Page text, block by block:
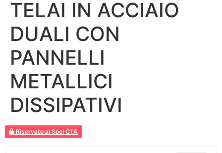
TELAI IN ACCIAIO
DUALI CON
PANNELLI
METALLICI
DISSIPATIVI
Riservato ai Soci CTA